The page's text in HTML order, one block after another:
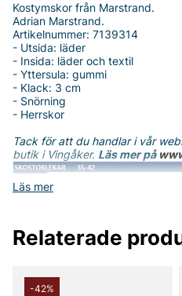
Läs mer
Kostymskor från Marstrand.
Adrian Marstrand.
Artikelnummer: 7139314
- Utsida: läder
- Insida: läder och textil
- Yttersula: gummi
- Klack: 3 cm
- Snörning
- Herrskor
Tack för att du handlar i vår
butik i Vingåker. Läs mer på
Relaterade
-42%